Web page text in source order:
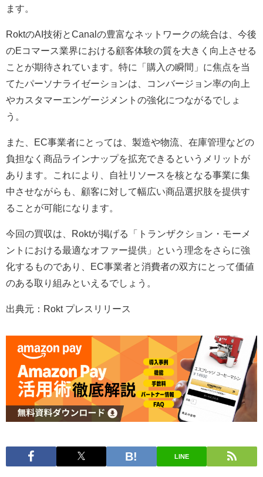
ます。
RoktのAI技術とCanalの豊富なネットワークの統合は、今後
のEコマース業界における顧客体験の質を大きく向上させる
ことが期待されています。特に「購入の瞬間」に焦点を当
てたパーソナライゼーションは、コンバージョン率の向上
やカスタマーエンゲージメントの強化につながるでしょ
う。
また、EC事業者にとっては、製造や物流、在庫管理などの
負担なく商品ラインナップを拡充できるというメリットが
あります。これにより、自社リソースを核となる事業に集
中させながらも、顧客に対して幅広い商品選択肢を提供す
ることが可能になります。
今回の買収は、Roktが掲げる「トランザクション・モーメ
ントにおける最適なオファー提供」という理念をさらに強
化するものであり、EC事業者と消費者の双方にとって価値
のある取り組みといえるでしょう。
出典元：Rokt プレスリリース
LINE